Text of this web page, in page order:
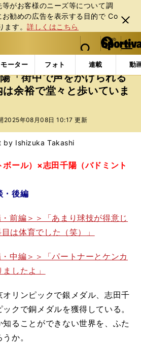
がお客様のニーズ等について調
勧めの広告を表⽰する⽬的で Co
ます。詳しくはこちら
閉じ
る
web Sportiva (webスポルティーバ)
検索
マイペ
ー
ジ
メニュ
モーター フォト 連載 動
一覧 その他球技 町田瑠唯×志田
「街中で声をかけられる
余裕で堂々と歩いていま
2025年08月08日 10:17 更新
Ishizuka Takashi
ール）×志田千陽（バドミント
・後編
前編＞＞「あまり球技が得意じ
は体育でした（笑）」
中編＞＞「パートナーとケンカ
したよ」
リンピックで銀メダル、志田千
クで銅メダルを獲得している。
知ることができない世界を、ふた
か。